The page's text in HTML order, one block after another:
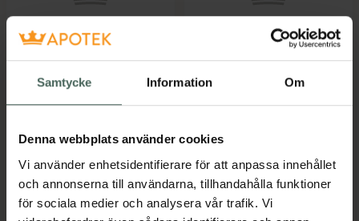
Samtycke Information Om
Denna webbplats använder cookies
Vi använder enhetsidentifierare för att anpassa innehållet
och annonserna till användarna, tillhandahålla funktioner
för sociala medier och analysera vår trafik. Vi
Vitabalans
LactaNON 4500
FCCU
Kosttillskott
Pris online
75 kr
Vitabalans
Tabletter 90 st
Pris online
149 kr